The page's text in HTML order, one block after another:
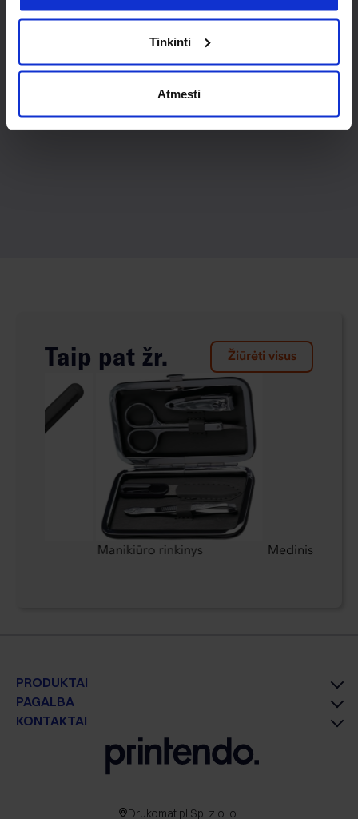
Tinkinti
Atmesti
Taip pat žr. Žiūrėti visus
Manikiūro rinkinys Medinis rašiklis
PRODUKTAI
PAGALBA
KONTAKTAI
Drukomat.pl Sp. z o. o.